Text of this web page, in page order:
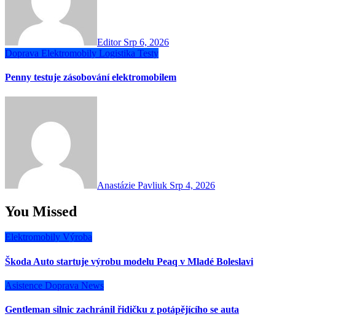
Editor Srp 6, 2026
Doprava Elektromobily Logistika Testy
Penny testuje zásobování elektromobilem
Anastázie Pavliuk Srp 4, 2026
You Missed
Elektromobily Výroba
Škoda Auto startuje výrobu modelu Peaq v Mladé Boleslavi
Asistence Doprava News
Gentleman silnic zachránil řidičku z potápějícího se auta